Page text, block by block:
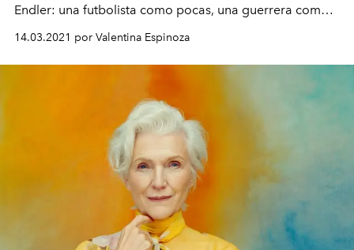
Endler: una futbolista como pocas, una guerrera como
muchas y una líder de armas tomar.
14.03.2021 por Valentina Espinoza